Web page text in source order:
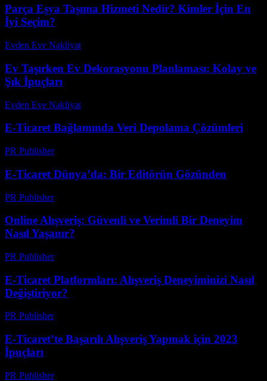
Parça Eşya Taşıma Hizmeti Nedir? Kimler İçin En
İyi Seçim?
Evden Eve Nakliyat
Ev Taşırken Ev Dekorasyonu Planlaması: Kolay ve
Şık İpuçları
Evden Eve Nakliyat
E-Ticaret Bağlamında Veri Depolama Çözümleri
PR Publisher-
E-Ticaret Dünya’da: Bir Editörün Gözünden
PR Publisher-
Online Alışveriş: Güvenli ve Verimli Bir Deneyim
Nasıl Yaşanır?
PR Publisher-
E-Ticaret Platformları: Alışveriş Deneyiminizi Nasıl
Değiştiriyor?
PR Publisher-
E-Ticaret’te Başarılı Alışveriş Yapmak için 2023
İpuçları
PR Publisher-